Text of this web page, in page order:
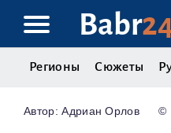
Babr
Регионы Сюжеты
Адриан Орлов ©